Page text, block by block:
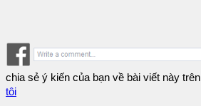
chia sẻ ý kiến của bạn về bài viết này trên
tôi